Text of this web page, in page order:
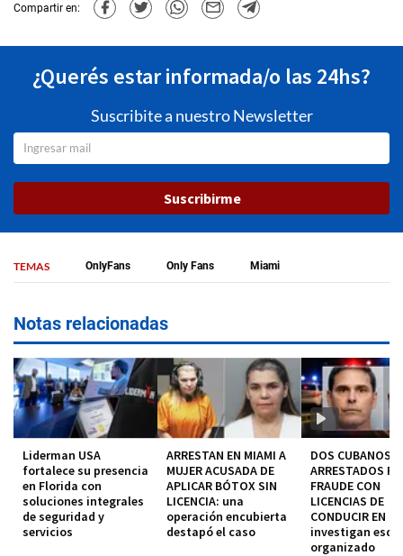
Compartir en:
¿Querés estar informada/o las 24hs?
Suscribite a nuestro Newsletter
Suscribirme
TEMAS OnlyFans Only Fans Miami
Notas relacionadas
Liderman USA
fortalece su presencia
en Florida con
soluciones integrales
de seguridad y
servicios
ARRESTAN EN MIAMI A
MUJER ACUSADA DE
APLICAR BÓTOX SIN
LICENCIA: una
operación encubierta
destapó el caso
DOS CUBANOS
ARRESTADOS
FRAUDE CON
LICENCIAS DE
CONDUCIR EN
investigan
organizado